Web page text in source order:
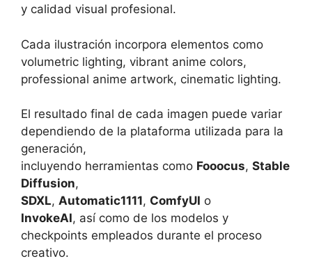
y calidad visual profesional.
Cada ilustración incorpora elementos como
volumetric lighting, vibrant anime colors,
professional anime artwork, cinematic lighting.
El resultado final de cada imagen puede variar
dependiendo de la plataforma utilizada para la
generación,
incluyendo herramientas como Fooocus, Stable
Diffusion,
SDXL, Automatic1111, ComfyUI o
InvokeAI, así como de los modelos y
checkpoints empleados durante el proceso
creativo.